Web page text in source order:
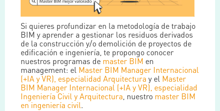
Si quieres profundizar en la metodología de trabajo
BIM y aprender a gestionar los residuos derivados
de la construcción y/o demolición de proyectos de
edificación e ingeniería, te propongo conocer
nuestros programas de master BIM en
management: el Master BIM Manager Internacional
(+IA y VR), especialidad Arquitectura y el Master
BIM Manager Internacional (+IA y VR), especialidad
Ingeniería Civil y Arquitectura, nuestro master BIM
en ingeniería civil.